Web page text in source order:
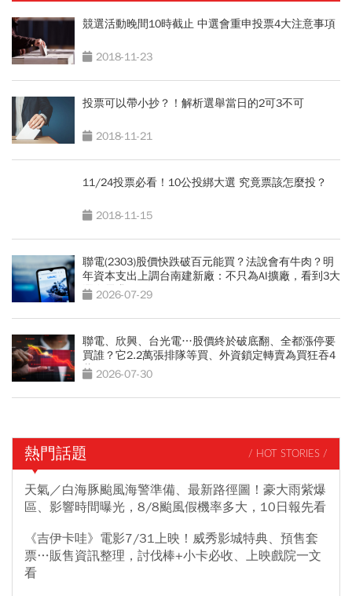
競選活動晚間10時截止 中選會重申投票4大注意事項
2018-11-23
投票可以帶小抄？！解析選舉當日的2可3不可
2018-11-21
11/24投票必看！10公投綁大選 究竟票該怎麼投？
2018-11-15
聯電(2303)股價快跌破百元能買？法說會有牛肉？明
年資本支出上調台南建新廠：不只為AI擴廠，看到3大
潛在需求
2026-07-29
聯電、欣興、台光電…股價終於破底翻、全都漲停要
買誰？它2.2萬張排隊等買、外資鎖定轉賣為買狂吞4
萬張2026-07-30
熱門話題 / HOT STORIES /
天氣／白海豚颱風海警準備、最新路徑圖！豪大雨紫爆
區、影響時間曝光，8/8颱風假機率多大，10日報先看
《吉伊卡哇》電影7/31上映！威秀影城特典、預售套
票…販售資訊整理，討伐棒+小卡必收、上映戲院一文
看